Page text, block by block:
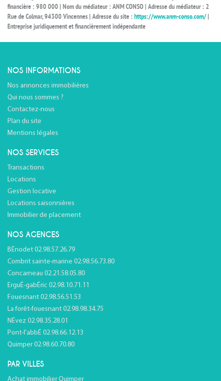
financière : 980 000 | Nom du médiateur : ANM CONSO | Adresse du médiateur : 2
Rue de Colmar, 94300 Vincennes | Adresse du site : https://www.anm-conso.com/
Entreprise juridiquement et financièrement indépendante
NOS INFORMATIONS
Nos annonces immobilières
Qui nous sommes ?
Contactez-nous
Plan du site
Mentions légales
NOS SERVICES
Transactions
Locations
Gestion locative
Locations saisonnières
Immobilier de placement
NOS AGENCES
BÉnodet 02.98.57.26.79
Combrit sainte-marine 02.98.56.73.80
Concarneau 02.21.58.05.80
ErguÉ-gabÉric 02.98.10.71.11
Fouesnant 02.98.56.51.53
La forêt-fouesnant 02.98.98.34.75
NÉvez 02.98.35.28.01
Pont-l'abbÉ 02.98.66.12.13
Quimper 02.98.60.70.80
PAR VILLES
Achat immobilier Quimper